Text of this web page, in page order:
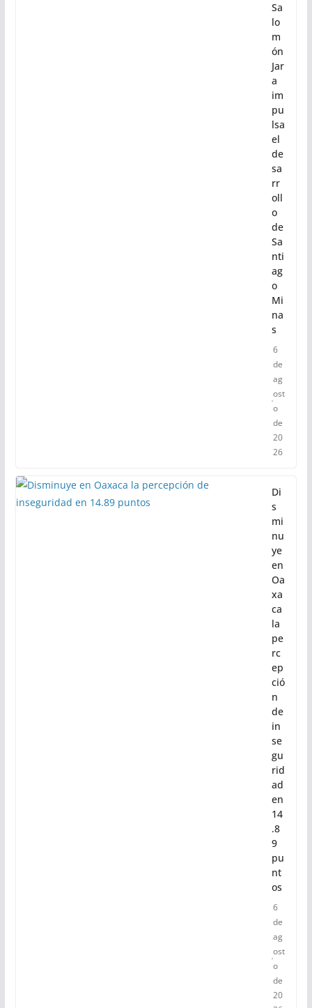
Sa
lo
m
ón
Jar
a
im
pu
lsa
el
de
sa
rr
oll
o
de
Sa
nti
ag
o
Mi
na
s
6
de
ag
ost
o
de
20
26
Di
s
mi
nu
ye
en
Oa
xa
ca
la
pe
rc
ep
ció
n
de
in
se
gu
rid
ad
en
14
.8
9
pu
nt
os
6
de
ag
ost
o
de
20